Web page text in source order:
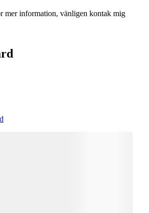
mer information, vänligen kontak mig